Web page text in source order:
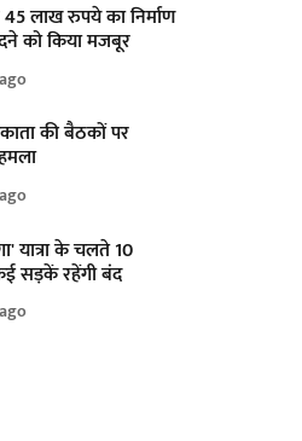
लाख रुपये का निर्माण
को किया मजबूर
की बैठकों पर
यात्रा के चलते 10
सड़कें रहेंगी बंद